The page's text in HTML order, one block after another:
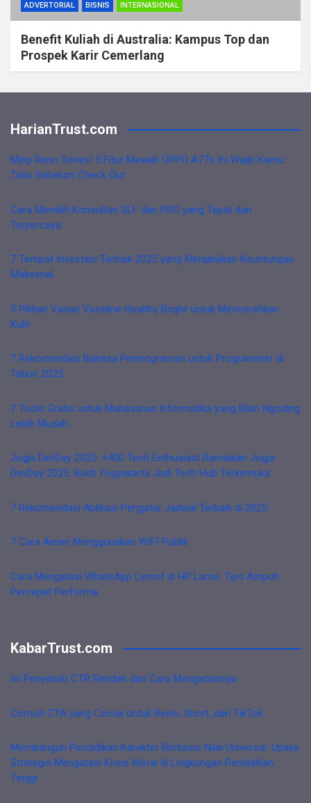
ADVERTORIAL BISNIS INTERNASIONAL
Benefit Kuliah di Australia: Kampus Top dan
Prospek Karir Cemerlang
HarianTrust.com
Mirip Reno Series! 5 Fitur Mewah OPPO A77s Ini Wajib Kamu
Tahu Sebelum Check Out
Cara Memilih Konsultan SLF dan PBG yang Tepat dan
Terpercaya
7 Tempat Investasi Terbaik 2025 yang Menjanjikan Keuntungan
Maksimal
5 Pilihan Varian Vaseline Healthy Bright untuk Mencerahkan
Kulit
7 Rekomendasi Bahasa Pemrograman untuk Programmer di
Tahun 2025
7 Tools Gratis untuk Mahasiswa Informatika yang Bikin Ngoding
Lebih Mudah
Jogja DevDay 2025: +400 Tech Enthusiast Ramaikan Jogja
DevDay 2025: Bukti Yogyakarta Jadi Tech Hub Terkemuka
7 Rekomendasi Aplikasi Pengatur Jadwal Terbaik di 2025
7 Cara Aman Menggunakan WIFI Publik
Cara Mengatasi WhatsApp Lemot di HP Lama: Tips Ampuh
Percepat Performa
KabarTrust.com
Ini Penyebab CTR Rendah dan Cara Mengatasinya
Contoh CTA yang Cocok untuk Reels, Short, dan TikTok
Membangun Pendidikan Karakter Berbasis Nilai Universal: Upaya
Strategis Mengatasi Krisis Moral di Lingkungan Pendidikan
Tinggi